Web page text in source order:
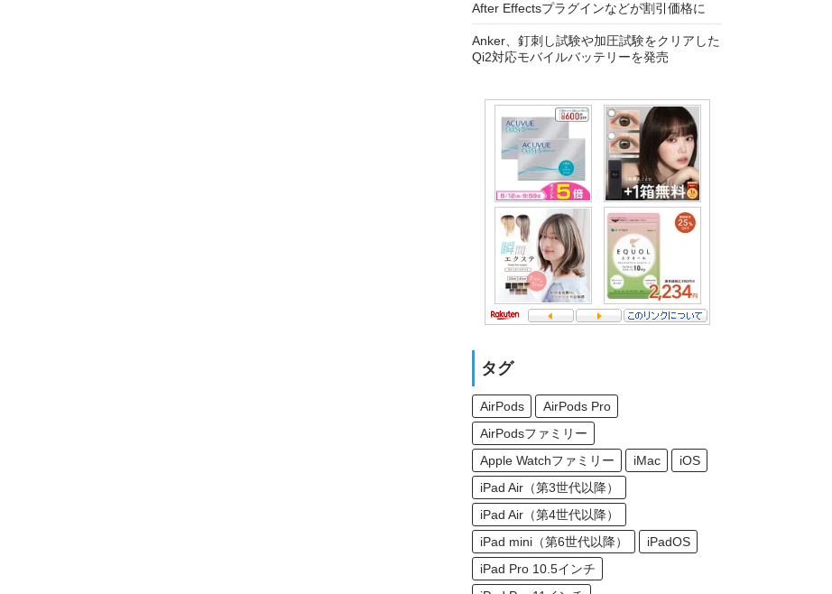
After Effectsプラグインなどが割引価格に
Anker、釘刺し試験や加圧試験をクリアした
Qi2対応モバイルバッテリーを発売
タグ
AirPods
AirPods Pro
AirPodsファミリー
Apple Watchファミリー
iMac
iOS
iPad Air（第3世代以降）
iPad Air（第4世代以降）
iPad mini（第6世代以降）
iPadOS
iPad Pro 10.5インチ